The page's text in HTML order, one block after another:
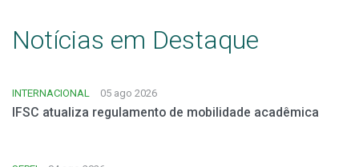
Notícias em Destaque
INTERNACIONAL 05 ago 2026
IFSC atualiza regulamento de mobilidade acadêmica